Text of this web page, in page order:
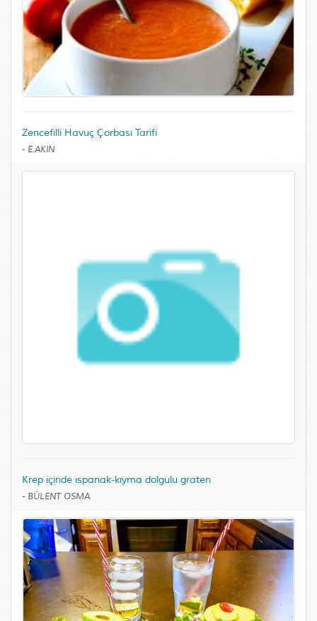
Zencefilli Havuç Çorbası Tarifi
- E.AKIN
Krep içinde ıspanak-kıyma dolgulu graten
- BÜLENT OSMA